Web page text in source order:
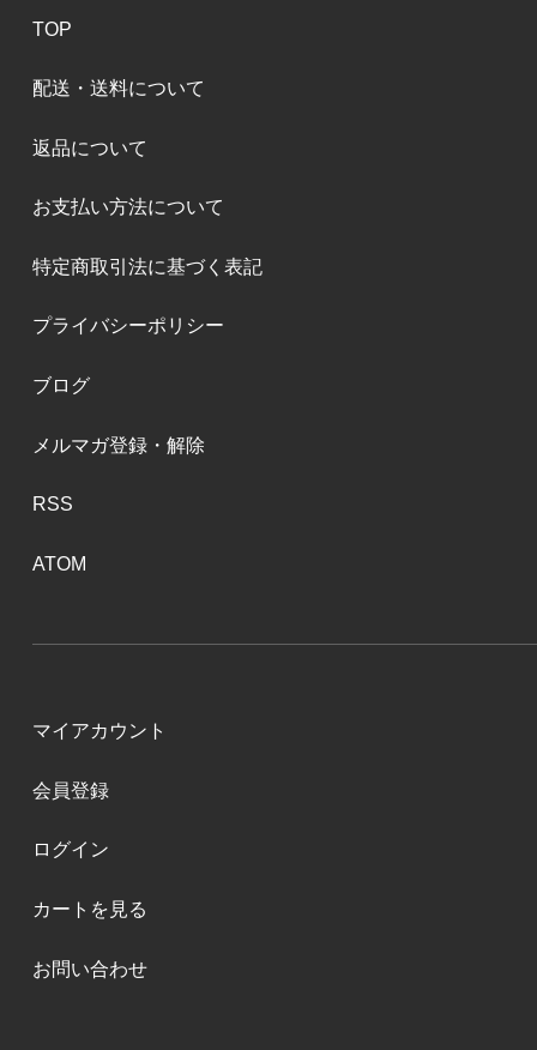
TOP
配送・送料について
返品について
お支払い方法について
特定商取引法に基づく表記
プライバシーポリシー
ブログ
メルマガ登録・解除
RSS
ATOM
マイアカウント
会員登録
ログイン
カートを見る
お問い合わせ